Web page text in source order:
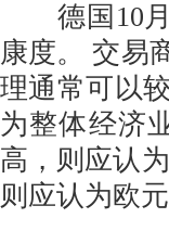
德国10月
康度。 交易
理通常可以
为整体经济
高，则应认
则应认为欧